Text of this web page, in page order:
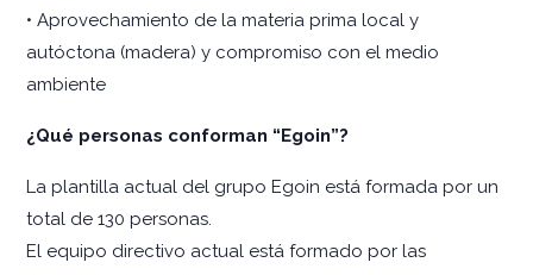
• Aprovechamiento de la materia prima local y
autóctona (madera) y compromiso con el medio
ambiente
¿Qué personas conforman “Egoin”?
La plantilla actual del grupo Egoin está formada por un
total de 130 personas.
El equipo directivo actual está formado por las